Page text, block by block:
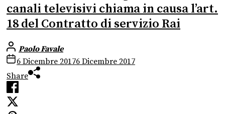
canali televisivi chiama in causa l’art.
18 del Contratto di servizio Rai
Paolo Favale
6 Dicembre 20176 Dicembre 2017
Share